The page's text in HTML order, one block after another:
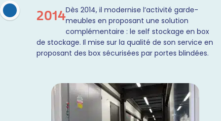
2014Dès 2014, il modernise l’activité garde-
meubles en proposant une solution
complémentaire : le self stockage en box
de stockage. Il mise sur la qualité de son service en
proposant des box sécurisées par portes blindées.